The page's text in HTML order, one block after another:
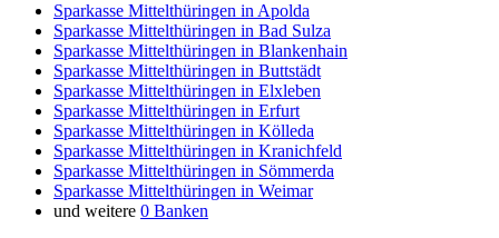
Sparkasse Mittelthüringen in Apolda
Sparkasse Mittelthüringen in Bad Sulza
Sparkasse Mittelthüringen in Blankenhain
Sparkasse Mittelthüringen in Buttstädt
Sparkasse Mittelthüringen in Elxleben
Sparkasse Mittelthüringen in Erfurt
Sparkasse Mittelthüringen in Kölleda
Sparkasse Mittelthüringen in Kranichfeld
Sparkasse Mittelthüringen in Sömmerda
Sparkasse Mittelthüringen in Weimar
und weitere 0 Banken